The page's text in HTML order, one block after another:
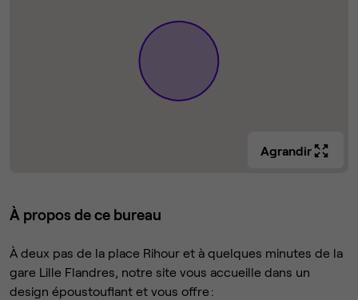
Agrandir
À propos de ce bureau
À deux pas de la place Rihour et à quelques minutes de la
gare Lille Flandres, notre site vous accueille dans un
design époustouflant et vous offre :